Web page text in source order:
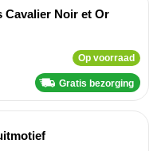
Cavalier Noir et Or
Op voorraad
Gratis bezorging